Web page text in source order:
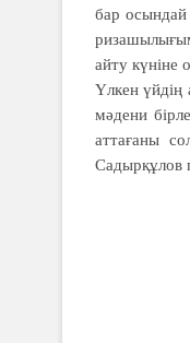
бар осындай
айту күніне
Үлкен үйдің
мәдени
аттағаны
Садырқұлов